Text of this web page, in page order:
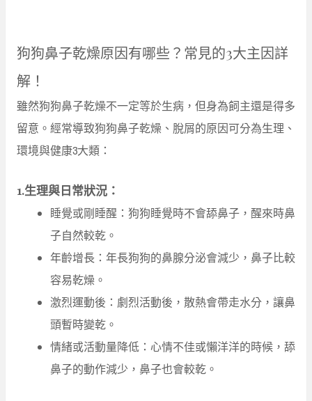
狗狗鼻子乾燥原因有哪些？常見的3大主因詳
解！
雖然狗狗鼻子乾燥不一定等於生病，但身為飼主還是得多
留意。經常導致狗狗鼻子乾燥、脫屑的原因可分為生理、
環境與健康3大類：
1.生理與日常狀況：
睡覺或剛睡醒：狗狗睡覺時不會舔鼻子，醒來時鼻
子自然較乾。
年齡增長：年長狗狗的鼻腺分泌會減少，鼻子比較
容易乾燥。
激烈運動後：劇烈活動後，散熱會帶走水分，讓鼻
頭暫時變乾。
情緒或活動量降低：心情不佳或懶洋洋的時候，舔
鼻子的動作減少，鼻子也會較乾。